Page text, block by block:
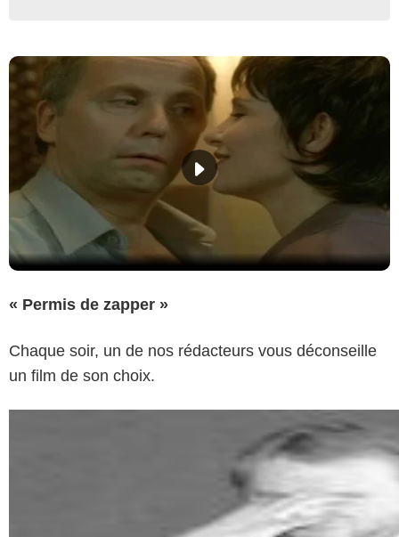
« Permis de zapper »
Chaque soir, un de nos rédacteurs vous déconseille
un film de son choix.